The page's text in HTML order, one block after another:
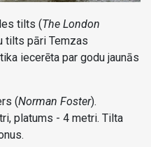
tilts (The London
tilts pāri Temzas
iecerēta par godu jaunās
(Norman Foster).
platums - 4 metri. Tilta